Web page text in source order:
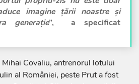
imagine țării noastre și
generație”, a specificat
Covaliu, antrenorul lotului
al României, peste Prut a fost